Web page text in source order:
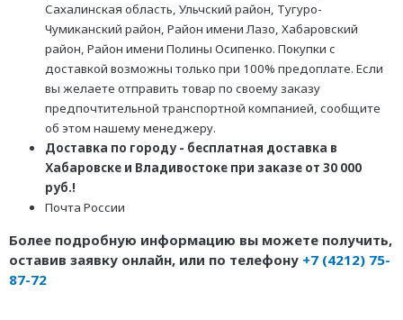
Сахалинская область, Ульчский район, Тугуро-
Чумиканский район, Район имени Лазо, Хабаровский
район, Район имени Полины Осипенко. Покупки с
доставкой возможны только при 100% предоплате. Если
вы желаете отправить товар по своему заказу
предпочтительной транспортной компанией, сообщите
об этом нашему менеджеру.
Доставка по городу - бесплатная доставка в
Хабаровске и Владивостоке при заказе от 30 000
руб.!
Почта России
Более подробную информацию вы можете получить,
оставив заявку онлайн, или по телефону +7 (4212) 75-
87-72